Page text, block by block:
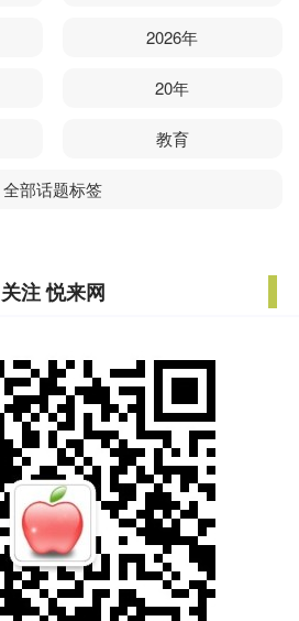
2026年
20年
教育
全部话题标签
关注 悦来网